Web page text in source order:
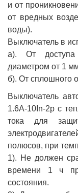
и от
от вредных
воды).
Выключатель в
а). От
диаметром от 1
б). От сплошного
Выключатель
1.6А-10In-2р с
тока для
полюсов, при
1). Не должен
времени 1 ч
состояния.